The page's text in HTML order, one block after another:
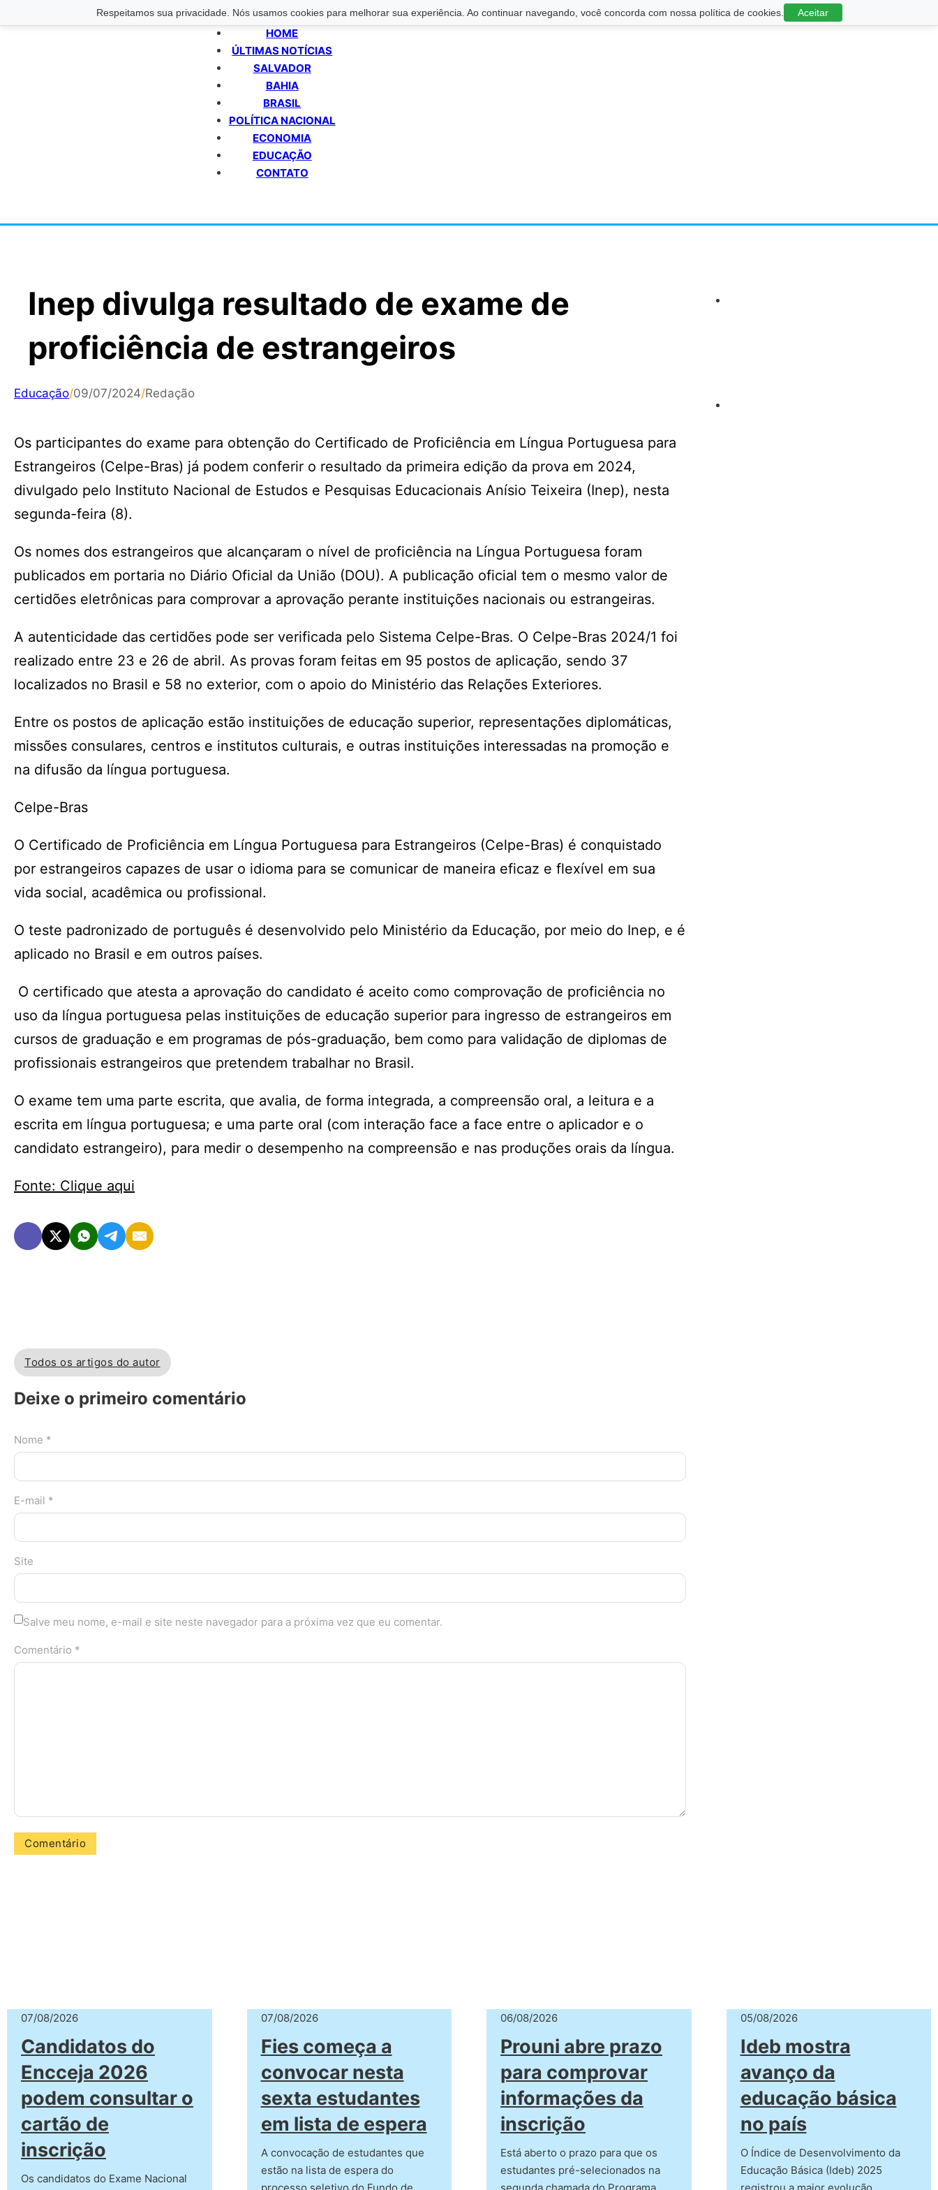
Respeitamos sua privacidade. Nós usamos cookies para melhorar sua experiência. Ao continuar navegando, você concorda com nossa política de cookies. Aceitar
HOME
ÚLTIMAS NOTÍCIAS
SALVADOR
BAHIA
BRASIL
POLÍTICA NACIONAL
ECONOMIA
EDUCAÇÃO
CONTATO
Inep divulga resultado de exame de
proficiência de estrangeiros
Educação/09/07/2024/Redação
Os participantes do exame para obtenção do Certificado de Proficiência em Língua Portuguesa para
Estrangeiros (Celpe-Bras) já podem conferir o resultado da primeira edição da prova em 2024,
divulgado pelo Instituto Nacional de Estudos e Pesquisas Educacionais Anísio Teixeira (Inep), nesta
segunda-feira (8).
Os nomes dos estrangeiros que alcançaram o nível de proficiência na Língua Portuguesa foram
publicados em portaria no Diário Oficial da União (DOU). A publicação oficial tem o mesmo valor de
certidões eletrônicas para comprovar a aprovação perante instituições nacionais ou estrangeiras.
A autenticidade das certidões pode ser verificada pelo Sistema Celpe-Bras. O Celpe-Bras 2024/1 foi
realizado entre 23 e 26 de abril. As provas foram feitas em 95 postos de aplicação, sendo 37
localizados no Brasil e 58 no exterior, com o apoio do Ministério das Relações Exteriores.
Entre os postos de aplicação estão instituições de educação superior, representações diplomáticas,
missões consulares, centros e institutos culturais, e outras instituições interessadas na promoção e
na difusão da língua portuguesa.
Celpe-Bras
O Certificado de Proficiência em Língua Portuguesa para Estrangeiros (Celpe-Bras) é conquistado
por estrangeiros capazes de usar o idioma para se comunicar de maneira eficaz e flexível em sua
vida social, acadêmica ou profissional.
O teste padronizado de português é desenvolvido pelo Ministério da Educação, por meio do Inep, e é
aplicado no Brasil e em outros países.
O certificado que atesta a aprovação do candidato é aceito como comprovação de proficiência no
uso da língua portuguesa pelas instituições de educação superior para ingresso de estrangeiros em
cursos de graduação e em programas de pós-graduação, bem como para validação de diplomas de
profissionais estrangeiros que pretendem trabalhar no Brasil.
O exame tem uma parte escrita, que avalia, de forma integrada, a compreensão oral, a leitura e a
escrita em língua portuguesa; e uma parte oral (com interação face a face entre o aplicador e o
candidato estrangeiro), para medir o desempenho na compreensão e nas produções orais da língua.
Fonte: Clique aqui
Todos os artigos do autor
Deixe o primeiro comentário
Nome *
E-mail *
Site
Salve meu nome, e-mail e site neste navegador para a próxima vez que eu comentar.
Comentário *
07/08/2026
Candidatos do
Encceja 2026
podem consultar o
cartão de
inscrição
Os candidatos do Exame Nacional
07/08/2026
Fies começa a
convocar nesta
sexta estudantes
em lista de espera
A convocação de estudantes que
estão na lista de espera do
06/08/2026
Prouni abre prazo
para comprovar
informações da
inscrição
Está aberto o prazo para que os
estudantes pré-selecionados na
05/08/2026
Ideb mostra
avanço da
educação básica
no país
O Índice de Desenvolvimento da
Educação Básica (Ideb) 2025